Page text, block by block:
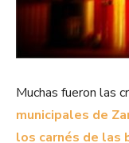
Muchas fueron las
municipales de
los carnés de las